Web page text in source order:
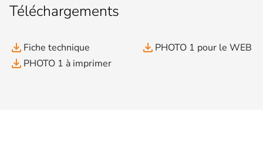
Téléchargements
file_download Fiche technique
file_download PHOTO 1 à imprimer
file_download PHOTO 1 pour le WEB